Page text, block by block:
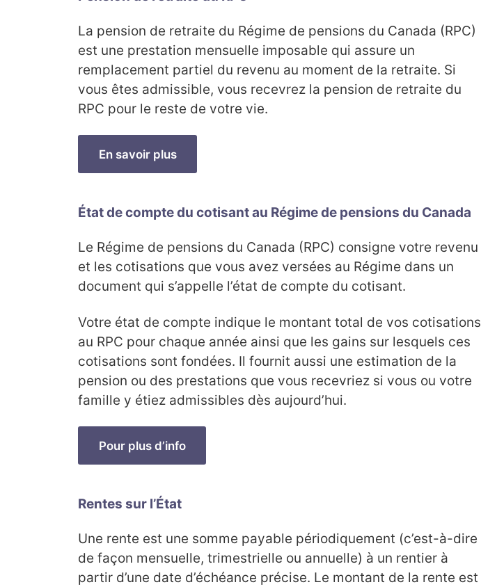
La pension de retraite du Régime de pensions du Canada (RPC)
est une prestation mensuelle imposable qui assure un
remplacement partiel du revenu au moment de la retraite. Si
vous êtes admissible, vous recevrez la pension de retraite du
RPC pour le reste de votre vie.
En savoir plus
État de compte du cotisant au Régime de pensions du Canada
Le Régime de pensions du Canada (RPC) consigne votre revenu
et les cotisations que vous avez versées au Régime dans un
document qui s’appelle l’état de compte du cotisant.
Votre état de compte indique le montant total de vos cotisations
au RPC pour chaque année ainsi que les gains sur lesquels ces
cotisations sont fondées. Il fournit aussi une estimation de la
pension ou des prestations que vous recevriez si vous ou votre
famille y étiez admissibles dès aujourd’hui.
Pour plus d’info
Rentes sur l’État
Une rente est une somme payable périodiquement (c’est-à-dire
de façon mensuelle, trimestrielle ou annuelle) à un rentier à
partir d’une date d’échéance précise. Le montant de la rente est